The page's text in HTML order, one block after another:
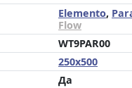
Elemento,
Flow
WT9PAR00
250x500
Да